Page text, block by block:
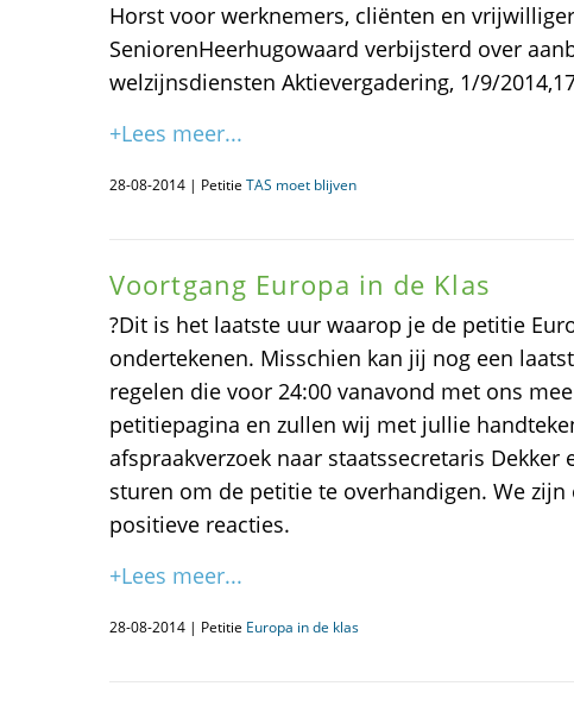
Horst voor werknemers, cliënten en
SeniorenHeerhugowaard verbijsterd over
welzijnsdiensten Aktievergadering, 1/9/
+Lees meer...
28-08-2014 | Petitie TAS moet blijven
Voortgang Europa in de Klas
?Dit is het laatste uur waarop je de petitie
ondertekenen. Misschien kan jij nog een
regelen die voor 24:00 vanavond met ons
petitiepagina en zullen wij met jullie
afspraakverzoek naar staatssecretaris
sturen om de petitie te overhandigen. We
positieve reacties.
+Lees meer...
28-08-2014 | Petitie Europa in de klas